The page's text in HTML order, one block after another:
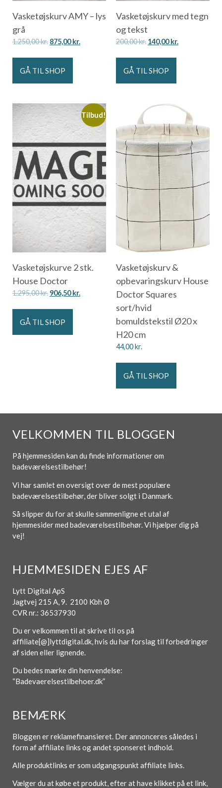
Vasketøjskurv AMY – lys
grå
1.250,00kr. 875,00kr.
GÅ TIL SHOP
Vasketøjskurv med tegn
og tekst
200,00kr. 140,00kr.
GÅ TIL SHOP
Tilbud!
Vasketøjskurve 2 stk.
House Doctor
1.295,00kr. 906,50kr.
GÅ TIL SHOP
Vasketøjskurv &
opbevaringskurv House
Doctor Squares
sort/hvid
bomuldstekstil Ø20 x
H20 cm
44,00kr.
GÅ TIL SHOP
VELKOMMEN TIL BLOGGEN
På hjemmesiden kan du finde informationer om
badeværelsestilbehør!
Vi har samlet en oversigt over de mest populære
badeværelsestilbehør, der bliver solgt i Danmark.
Så slipper du for at skulle sammenligne et utal af
hjemmesider med badeværelsestilbehør. Vi hjælper dig på
vej!
HJEMMESIDEN EJES AF
Lytt Digital ApS
Jagtvej 215 A, 9. 2100 Kbh Ø
CVR nr.: 36537930
Du er velkommen til at skrive til os på
affiliate[@]lyttdigital.dk, hvis du har forslag til forbedringer
af siden eller lignende.
Du bedes mærke din henvendelse:
“Badevaerelsestilbehoer.dk”
BEMÆRK
Bloggen er reklamefinansieret. Der annonceres således i
form af affiliate links og andet sponseret indhold.
Alle produktlinks er som udgangspunkt affiliate links.
Vælger du at købe et produkt, efter at have klikket på et link,